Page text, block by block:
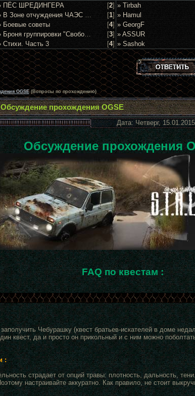
ПЁС ШРЕДИНГЕРА [2]
» В Зоне отчуждения ЧАЭС задержан очередной сталкер
[1]
Боевые советы
[4]
» Броня группировки "Свобода"
[3]
Стихи. Часть 3
[4]
» Tirbah
» Hamul
» GeorgF
» ASSUR
» Sashok
OGSE (Вопросы по прохождению)
Обсуждение прохождения OGSE
Дата: Четверг,
Обсуждение прохождения
FAQ по квестам :
Чебурашку (квест братьев-искателей в доме
квест, да и просто он прикольный и с ним можно
:
страдает от опций травы: плотность, дальность,
настраивайте аккуратно. Как правило, не стоит